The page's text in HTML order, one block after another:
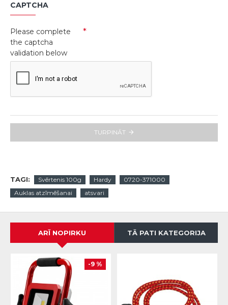
CAPTCHA
Please complete
the captcha
validation below
TURPINĀT
TAGI: Svērtenis 100g Hardy
0720-371000
Auklas atzīmēšanai
atsvari
ARĪ NOPIRKU TĀ PATI KATEGORIJA
-9 %